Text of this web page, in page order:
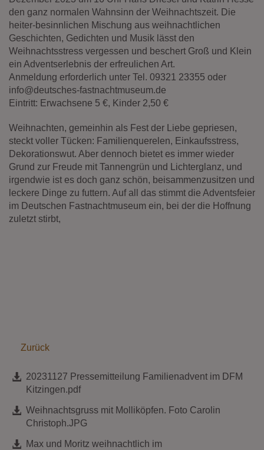
Diese Website nutzt Matomo Analytics für die Auswertung der
Seitenaufrufe als Statistik. Die hierdurch gespeicherten Daten werden
ausschließlich auf unseren eigenen Servern gespeichert. Eine
Übertragung an Dritte erfolgt nicht. Wir verwenden die Funktion
AnonymizeIP zur Anonymisierung Ihrer IP-Adresse, so dass diese gekürzt
wird und nicht mehr Ihrem Besuch auf unserer Internetseite zugeordnet
werden kann.
YouTube / Vimeo
Videos werden über die Plattformen YouTube oder Vimeo eingebunden.
bewirkt laut YouTube, dass YouTube keine Informationen über die
Besucher auf dieser Website speichert, bevor diese sich das Video
ansehen.
Eingebundene Inhalte
Optional sind externe Inhalte auf den Seiten dieser Website
eingebunden. Das können Kartendienste wie z.B. Google Maps sein
oder auch Anwendungen einer externen Website.
den ganz normalen Wahnsinn der Weihnachtszeit. Die
heiter-besinnlichen Mischung aus weihnachtlichen
Geschichten, Gedichten und Musik lässt den
Weihnachtsstress vergessen und beschert Groß und Klein
ein Adventserlebnis der erfreulichen Art.
Anmeldung erforderlich unter Tel. 09321 23355 oder
info@deutsches-fastnachtmuseum.de
Eintritt: Erwachsene 5 €, Kinder 2,50 €
Weihnachten, gemeinhin als Fest der Liebe gepriesen,
steckt voller Tücken: Familienquerelen, Einkaufsstress,
Dekorationswut. Aber dennoch bietet es immer wieder
Grund zur Freude mit Tannengrün und Lichterglanz, und
irgendwie ist es doch ganz schön, beisammenzusitzen und
leckere Dinge zu futtern. Auf all das stimmt die Adventsfeier
im Deutschen Fastnachtmuseum ein, bei der die Hoffnung
zuletzt stirbt,
Zurück
20231127 Pressemitteilung Familienadvent im DFM
Kitzingen.pdf
Weihnachtsgruss mit Molliköpfen. Foto Carolin
Christoph.JPG
Max und Moritz weihnachtlich im